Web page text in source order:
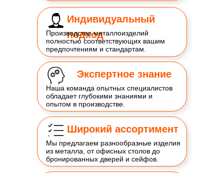
Индивидуальный
подход
Производство металлоизделий
полностью соответствующих вашим
предпочтениям и стандартам.
Экспертное знание
Наша команда опытных специалистов
обладает глубокими знаниями и
опытом в производстве.
Широкий ассортимент
Мы предлагаем разнообразные изделия
из металла, от офисных столов до
бронированных дверей и сейфов.